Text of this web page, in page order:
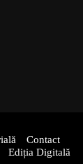
Contact
Ediția Digitală